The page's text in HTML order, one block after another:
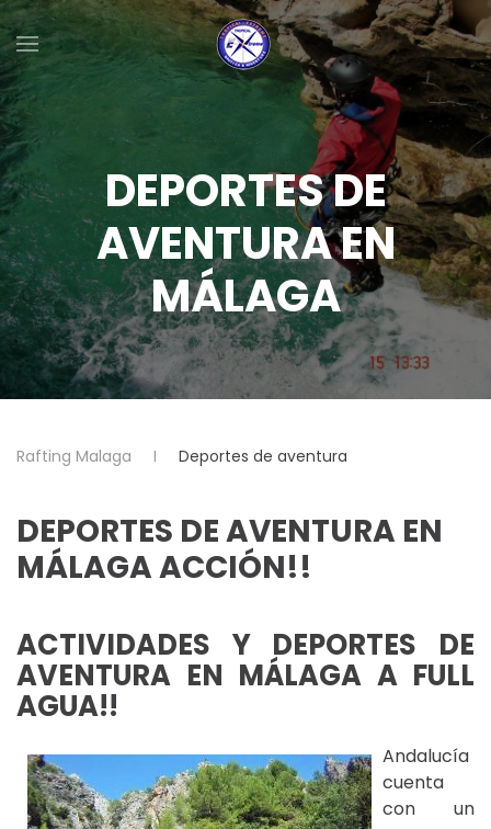
Skip to main content
DEPORTES DE
AVENTURA EN
MÁLAGA
Rafting Malaga Deportes de aventura
DEPORTES DE AVENTURA EN
MÁLAGA ACCIÓN!!
ACTIVIDADES Y DEPORTES DE
AVENTURA EN MÁLAGA A FULL
AGUA!!
Andalucía
cuenta
con un